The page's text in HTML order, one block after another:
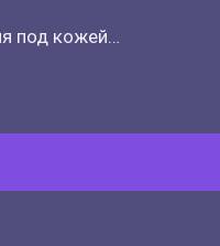
под кожей…